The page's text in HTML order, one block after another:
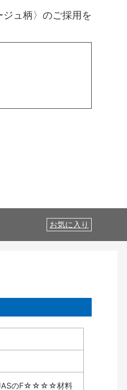
ュ柄〉のご採用を
お気に入り
JASのF☆☆☆☆材料